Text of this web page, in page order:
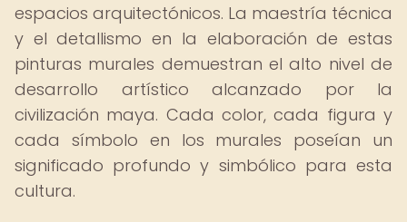
espacios arquitectónicos. La maestría técnica
y el detallismo en la elaboración de estas
pinturas murales demuestran el alto nivel de
desarrollo artístico alcanzado por la
civilización maya. Cada color, cada figura y
cada símbolo en los murales poseían un
significado profundo y simbólico para esta
cultura.